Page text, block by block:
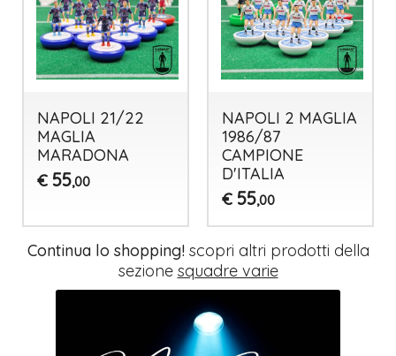
NAPOLI 21/22
MAGLIA
MARADONA
€ 55,00
NAPOLI 2 MAGLIA
1986/87
CAMPIONE
D'ITALIA
€ 55,00
Continua lo shopping!scopri altri prodotti della
sezione squadre varie